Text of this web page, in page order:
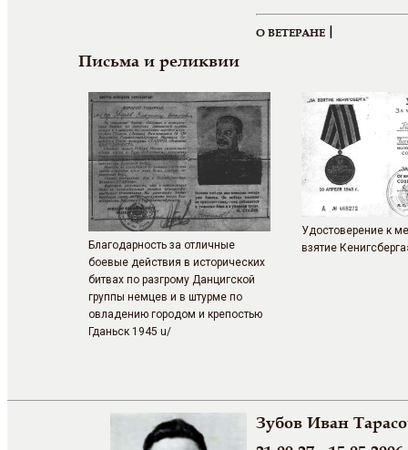
О ВЕТЕРАНЕ |
Письма и реликвии
Благодарность за отличные
боевые действия в исторических
битвах по разгрому Данцигской
группы немцев и в штурме по
овладению городом и крепостью
Гданьск 1945 u/
Удостоверение к
взятие
Зубов Иван